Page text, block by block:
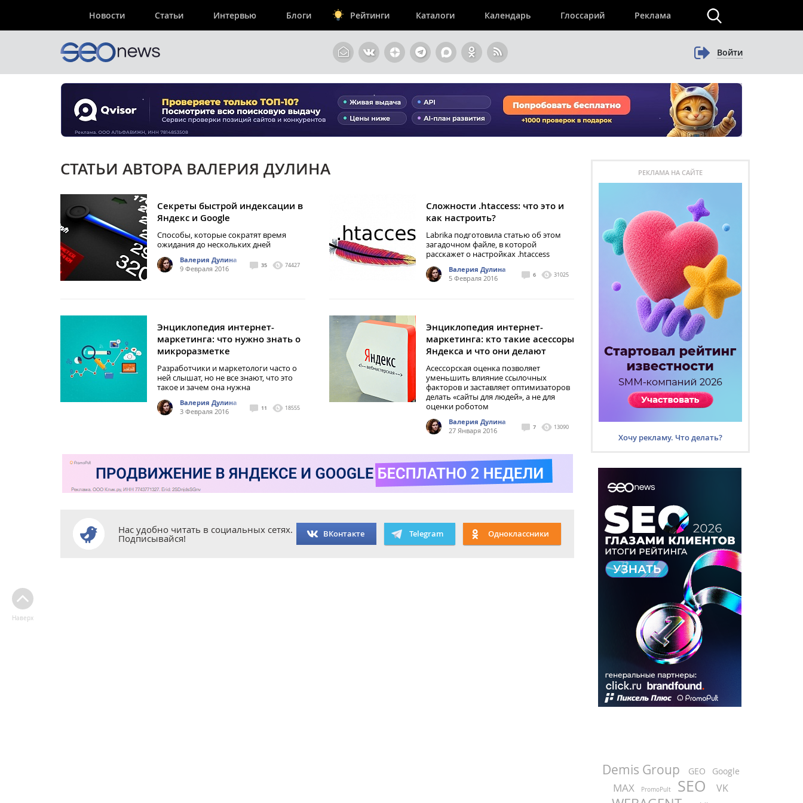
Новости Статьи Интервью Блоги Рейтинги Каталоги Календарь Глоссарий Реклама
Войти
СТАТЬИ АВТОРА ВАЛЕРИЯ ДУЛИНА
Секреты быстрой индексации в
Яндекс и Google
Способы, которые сократят время
ожидания до нескольких дней
Валерия Дулина
9 Февраля 2016
35 74427
Сложности .htaccess: что это и
как настроить?
Labrika подготовила статью об этом
загадочном файле, в которой
расскажет о настройках .htaccess
Валерия Дулина
5 Февраля 2016
6 31025
Энциклопедия интернет-
маркетинга: что нужно знать о
микроразметке
Разработчики и маркетологи часто о
ней слышат, но не все знают, что это
такое и зачем она нужна
Валерия Дулина
3 Февраля 2016
11 18555
Энциклопедия интернет-
маркетинга: кто такие асессоры
Яндекса и что они делают
Асессорская оценка позволяет
уменьшить влияние ссылочных
факторов и заставляет оптимизаторов
делать «сайты для людей», а не для
оценки роботом
Валерия Дулина
27 Января 2016
7 13090
Нас удобно читать в социальных сетях.
Подписывайся! ВКонтакте Telegram Одноклассники
Наверх
РЕКЛАМА НА САЙТЕ
Хочу рекламу. Что делать?
Demis Group GEO Google
MAX PromoPult SEO VK